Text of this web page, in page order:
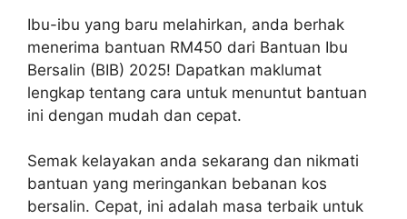
Ibu-ibu yang baru melahirkan, anda berhak
menerima bantuan RM450 dari Bantuan Ibu
Bersalin (BIB) 2025! Dapatkan maklumat
lengkap tentang cara untuk menuntut bantuan
ini dengan mudah dan cepat.
Semak kelayakan anda sekarang dan nikmati
bantuan yang meringankan bebanan kos
bersalin. Cepat, ini adalah masa terbaik untuk